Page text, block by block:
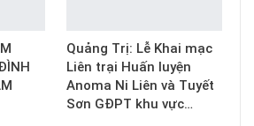
Quảng Trị: Lễ Khai mạc
Liên trại Huấn luyện
Anoma Ni Liên và Tuyết
Sơn GĐPT khu vực…